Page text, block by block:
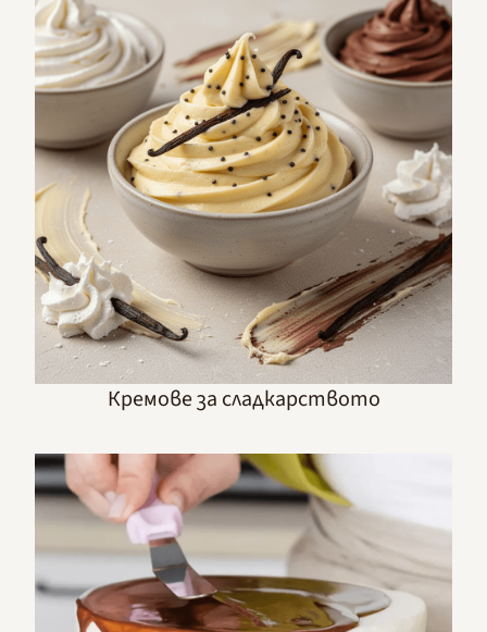
Кремове за сладкарството